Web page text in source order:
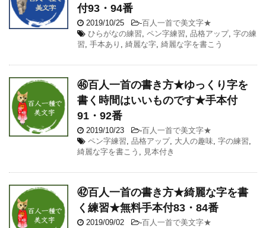
付93・94番
2019/10/25 -百人一首で美文字★
ひらがなの練習, ペン字練習, 品格アップ, 字の練
習, 手本あり , 綺麗な字, 綺麗な字を書こう
㊻百人一首の書き方★ゆっくり字を
書く時間はいいものです★手本付
91・92番
2019/10/23 -百人一首で美文字★
ペン字練習, 品格アップ, 大人の趣味, 字の練習,
綺麗な字を書こう , 見本付き
㊷百人一首の書き方★綺麗な字を書
く練習★無料手本付83・84番
2019/09/02 -百人一首で美文字★